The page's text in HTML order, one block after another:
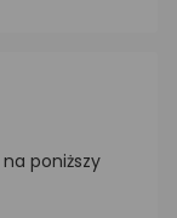
poniższy